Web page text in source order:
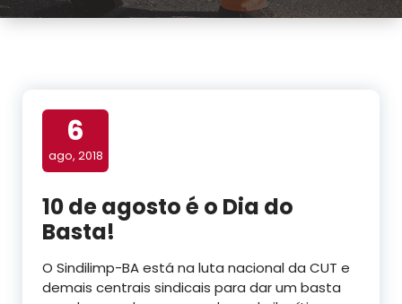
6
ago, 2018
10 de agosto é o Dia do
Basta!
O Sindilimp-BA está na luta nacional da CUT e
demais centrais sindicais para dar um basta